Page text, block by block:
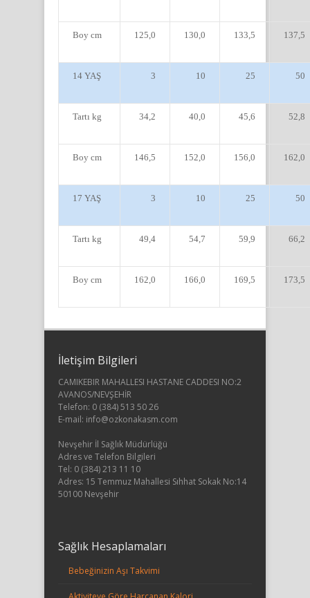
Boy cm 125,0 130,0 133,5 137,5
14 YAŞ 3 10 25 50
Tartı kg 34,2 40,0 45,6 52,8
Boy cm 146,5 152,0 156,0 162,0
17 YAŞ 3 10 25 50
Tartı kg 49,4 54,7 59,9 66,2
Boy cm 162,0 166,0 169,5 173,5
İletişim Bilgileri
CAMIKEBIR MAHALLESI HASTANE CADDESI NO:2
AVANOS/NEVŞEHİR
Telefon: 0 (384) 513 50 26
E-mail: info@ozkonakasm.com
Nevşehir İl Sağlık Müdürlüğü
Adres ve Telefon Bilgileri
Tel: 0 (384) 213 11 10
Adres: 15 Temmuz Mahallesi Sıhhat Sokak No:14
50100 Nevşehir
Sağlık Hesaplamaları
Bebeğinizin Aşı Takvimi